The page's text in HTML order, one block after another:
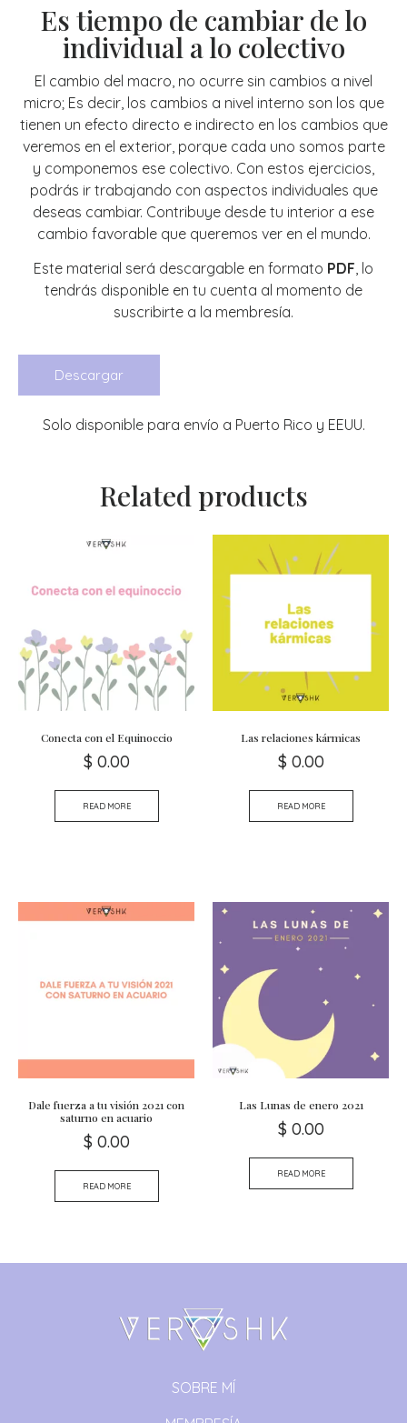
Es tiempo de cambiar de lo
individual a lo colectivo
El cambio del macro, no ocurre sin cambios a nivel
micro; Es decir, los cambios a nivel interno son los que
tienen un efecto directo e indirecto en los cambios que
veremos en el exterior, porque cada uno somos parte
y componemos ese colectivo. Con estos ejercicios,
podrás ir trabajando con aspectos individuales que
deseas cambiar. Contribuye desde tu interior a ese
cambio favorable que queremos ver en el mundo.
Este material será descargable en formato PDF, lo
tendrás disponible en tu cuenta al momento de
suscribirte a la membresía.
Descargar
Solo disponible para envío a Puerto Rico y EEUU.
Related products
Conecta con el Equinoccio
$ 0.00
READ MORE
Las relaciones kármicas
$ 0.00
READ MORE
Dale fuerza a tu visión 2021 con
saturno en acuario
$ 0.00
READ MORE
Las Lunas de enero 2021
$ 0.00
READ MORE
SOBRE MÍ